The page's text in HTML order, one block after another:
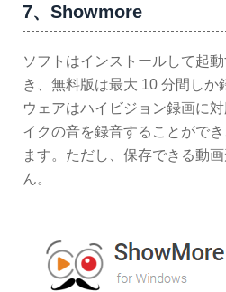
7、Showmore
ソフトはインストールして起
き、無料版は最大 10 分間しか
ウェアはハイビジョン録画に
イクの音を録音することがで
ます。ただし、保存できる動
ん。